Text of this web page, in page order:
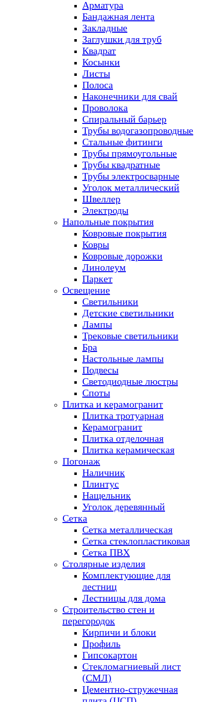
Арматура
Бандажная лента
Закладные
Заглушки для труб
Квадрат
Косынки
Листы
Полоса
Наконечники для свай
Проволока
Спиральный барьер
Трубы водогазопроводные
Стальные фитинги
Трубы прямоугольные
Трубы квадратные
Трубы электросварные
Уголок металлический
Швеллер
Электроды
Напольные покрытия
Ковровые покрытия
Ковры
Ковровые дорожки
Линолеум
Паркет
Освещение
Светильники
Детские светильники
Лампы
Трековые светильники
Бра
Настольные лампы
Подвесы
Светодиодные люстры
Споты
Плитка и керамогранит
Плитка тротуарная
Керамогранит
Плитка отделочная
Плитка керамическая
Погонаж
Наличник
Плинтус
Нащельник
Уголок деревянный
Сетка
Сетка металлическая
Сетка стеклопластиковая
Сетка ПВХ
Столярные изделия
Комплектующие для
лестниц
Лестницы для дома
Строительство стен и
перегородок
Кирпичи и блоки
Профиль
Гипсокартон
Стекломагниевый лист
(СМЛ)
Цементно-стружечная